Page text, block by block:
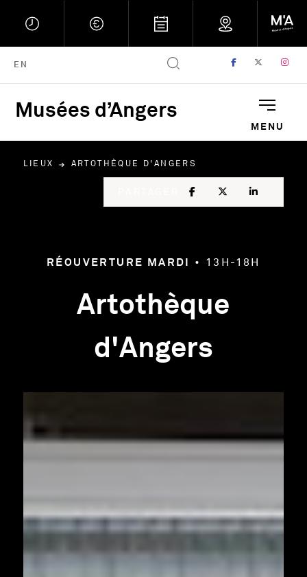
EN FACEBOOK
, OUVRETWITTER
,
Musées d’Angers Musées d'Angers :
MENU
LIEUX ARTOTHÈQUE D'ANGERS
FACEBOOK
, OUVRE UNE
TWITTER
, OUVRE
RÉOUVERTURE MARDI • 13H-18H
Artothèque
d'Angers
Infos pratiques